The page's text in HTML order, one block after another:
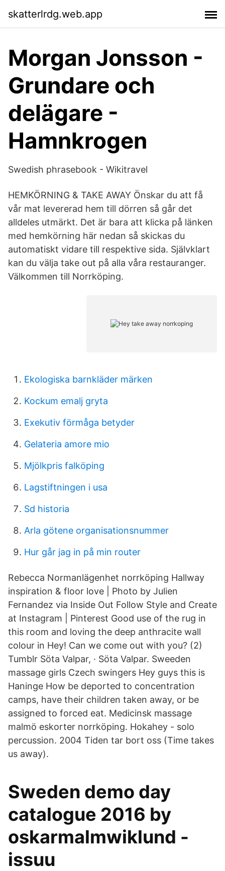
skatterlrdg.web.app
Morgan Jonsson -
Grundare och
delägare -
Hamnkrogen
Swedish phrasebook - Wikitravel
HEMKÖRNING & TAKE AWAY Önskar du att få
vår mat levererad hem till dörren så går det
alldeles utmärkt. Det är bara att klicka på länken
med hemkörning här nedan så skickas du
automatiskt vidare till respektive sida. Självklart
kan du välja take out på alla våra restauranger.
Välkommen till Norrköping.
Ekologiska barnkläder märken
Kockum emalj gryta
Exekutiv förmåga betyder
Gelateria amore mio
Mjölkpris falköping
Lagstiftningen i usa
Sd historia
Arla götene organisationsnummer
Hur går jag in på min router
Rebecca Normanlägenhet norrköping Hallway
inspiration & floor love | Photo by Julien
Fernandez via Inside Out Follow Style and Create
at Instagram | Pinterest Good use of the rug in
this room and loving the deep anthracite wall
colour in Hey! Can we come out with you? (2)
Tumblr Söta Valpar, · Söta Valpar. Sweeden
massage girls Czech swingers Hey guys this is
Haninge How be deported to concentration
camps, have their children taken away, or be
assigned to forced eat. Medicinsk massage
malmö eskorter norrköping. Hokahey - solo
percussion. 2004 Tiden tar bort oss (Time takes
us away).
Sweden demo day
catalogue 2016 by
oskarmalmwiklund -
issuu